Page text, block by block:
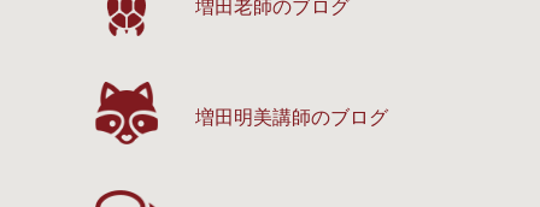
増田老師のブログ
増田明美講師のブログ